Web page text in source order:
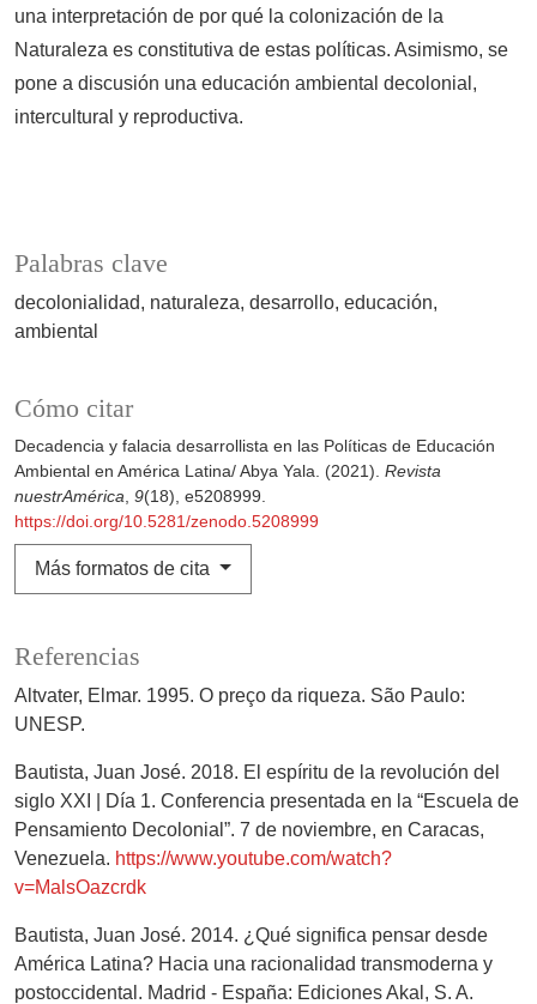
Palabras clave
decolonialidad naturaleza desarrollo educación
ambiental
Cómo citar
Decadencia y falacia desarrollista en las Políticas de Educación
Ambiental en América Latina/ Abya Yala. (2021). Revista
nuestrAmérica 9(18), e5208999.
https://doi.org/10.5281/zenodo.5208999
Más formatos de cita
una interpretación de por qué la colonización de la
Naturaleza es constitutiva de estas políticas. Asimismo, se
pone a discusión una educación ambiental decolonial,
intercultural y reproductiva.
Referencias
Altvater, Elmar. 1995. O preço da riqueza. São Paulo:
UNESP.
Bautista, Juan José. 2018. El espíritu de la revolución del
siglo XXI | Día 1. Conferencia presentada en la “Escuela de
Pensamiento Decolonial”. 7 de noviembre, en Caracas,
Venezuela. https://www.youtube.com/watch?
v=MalsOazcrdk
Bautista, Juan José. 2014. ¿Qué significa pensar desde
América Latina? Hacia una racionalidad transmoderna y
postoccidental. Madrid - España: Ediciones Akal, S. A.